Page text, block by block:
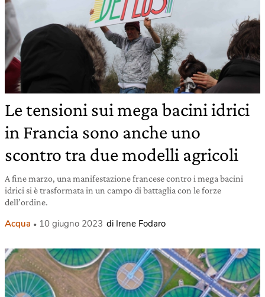
Le tensioni sui mega bacini idrici
in Francia sono anche uno
scontro tra due modelli agricoli
A fine marzo, una manifestazione francese contro i mega bacini
idrici si è trasformata in un campo di battaglia con le forze
dell’ordine.
Acqua 10 giugno 2023 di Irene Fodaro